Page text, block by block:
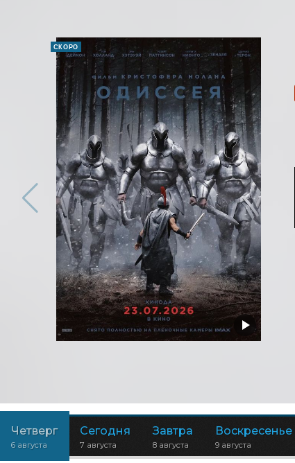
СКОРО
Четверг
6 августа
Сегодня
7 августа
Завтра
8 августа
Воскресенье
9 августа